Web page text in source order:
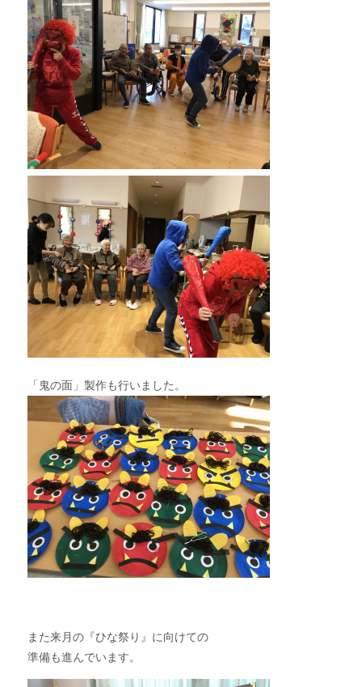
「鬼の面」製作も行いました。
また来月の『ひな祭り』に向けての
準備も進んでいます。